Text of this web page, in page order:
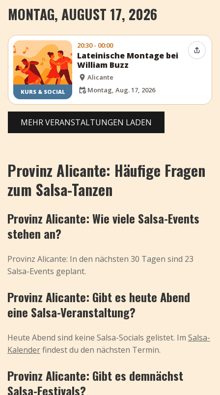
MONTAG, AUGUST 17, 2026
KURS & SOCIAL
20:30 - 00:00
Lateinische Montage bei
William Buzz
Alicante
Montag, Aug. 17, 2026
Event
MEHR VERANSTALTUNGEN LADEN
Provinz Alicante: Häufige Fragen
zum Salsa-Tanzen
Provinz Alicante: Wie viele Salsa-Events
stehen an?
Provinz Alicante: In den nächsten 30 Tagen sind 23
Salsa-Events geplant.
Provinz Alicante: Gibt es heute Abend
eine Salsa-Veranstaltung?
Heute Abend sind keine Salsa-Socials gelistet. Im Salsa-
Kalenderfindest du den nächsten Termin.
Provinz Alicante: Gibt es demnächst
Salsa-Festivals?